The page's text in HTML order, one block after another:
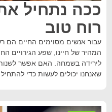
ככה נתחיל
רוח טוב
עבור אנשים מסוימים החיים הם
המהיר של חיינו, שפע הגירויים
שאנחנו יכולים לעשות כדי